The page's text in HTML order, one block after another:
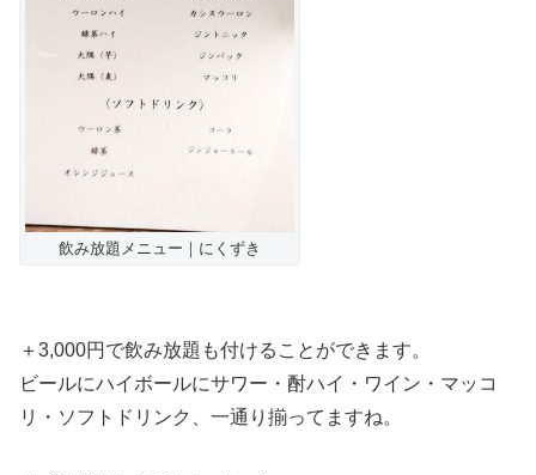
飲み放題メニュー｜にくずき
＋3,000円で飲み放題も付けることができます。
ビールにハイボールにサワー・酎ハイ・ワイン・マッコ
リ・ソフトドリンク、一通り揃ってますね。